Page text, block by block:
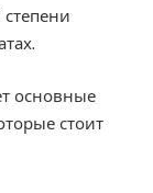
основные
стоит